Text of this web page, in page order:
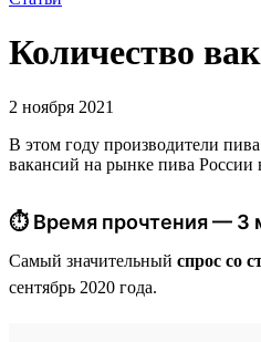
Количество
2 ноября 2021
В этом году производители
вакансий на рынке пива России
⏱ Время прочтения — 3
Самый значительный спрос со
сентябрь 2020 года.